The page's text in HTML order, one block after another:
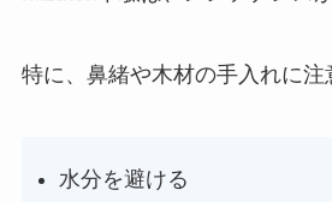
特に、鼻緒や木材の手入れに注
水分を避ける